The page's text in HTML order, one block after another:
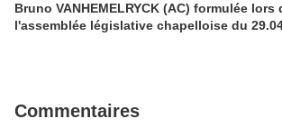
Bruno VANHEMELRYCK (AC) formulée
l'assemblée législative chapelloise du
Commentaires